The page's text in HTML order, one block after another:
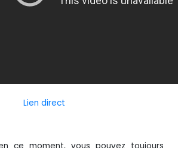
Lien direct
ce moment, vous pouvez toujours